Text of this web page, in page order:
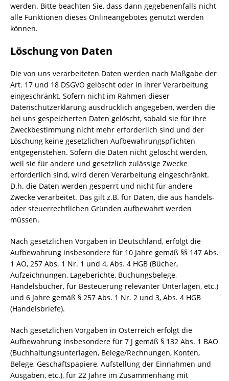
werden. Bitte beachten Sie, dass dann gegebenenfalls nicht
alle Funktionen dieses Onlineangebotes genutzt werden
können.
Löschung von Daten
Die von uns verarbeiteten Daten werden nach Maßgabe der
Art. 17 und 18 DSGVO gelöscht oder in ihrer Verarbeitung
eingeschränkt. Sofern nicht im Rahmen dieser
Datenschutzerklärung ausdrücklich angegeben, werden die
bei uns gespeicherten Daten gelöscht, sobald sie für ihre
Zweckbestimmung nicht mehr erforderlich sind und der
Löschung keine gesetzlichen Aufbewahrungspflichten
entgegenstehen. Sofern die Daten nicht gelöscht werden,
weil sie für andere und gesetzlich zulässige Zwecke
erforderlich sind, wird deren Verarbeitung eingeschränkt.
D.h. die Daten werden gesperrt und nicht für andere
Zwecke verarbeitet. Das gilt z.B. für Daten, die aus handels-
oder steuerrechtlichen Gründen aufbewahrt werden
müssen.
Nach gesetzlichen Vorgaben in Deutschland, erfolgt die
Aufbewahrung insbesondere für 10 Jahre gemäß §§ 147 Abs.
1 AO, 257 Abs. 1 Nr. 1 und 4, Abs. 4 HGB (Bücher,
Aufzeichnungen, Lageberichte, Buchungsbelege,
Handelsbücher, für Besteuerung relevanter Unterlagen, etc.)
und 6 Jahre gemäß § 257 Abs. 1 Nr. 2 und 3, Abs. 4 HGB
(Handelsbriefe).
Nach gesetzlichen Vorgaben in Österreich erfolgt die
Aufbewahrung insbesondere für 7 J gemäß § 132 Abs. 1 BAO
(Buchhaltungsunterlagen, Belege/Rechnungen, Konten,
Belege, Geschäftspapiere, Aufstellung der Einnahmen und
Ausgaben, etc.), für 22 Jahre im Zusammenhang mit